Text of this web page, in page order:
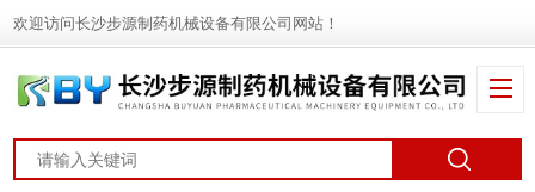
欢迎访问长沙步源制药机械设备有限公司网站！